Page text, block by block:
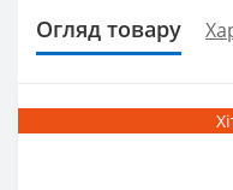
Огляд товару